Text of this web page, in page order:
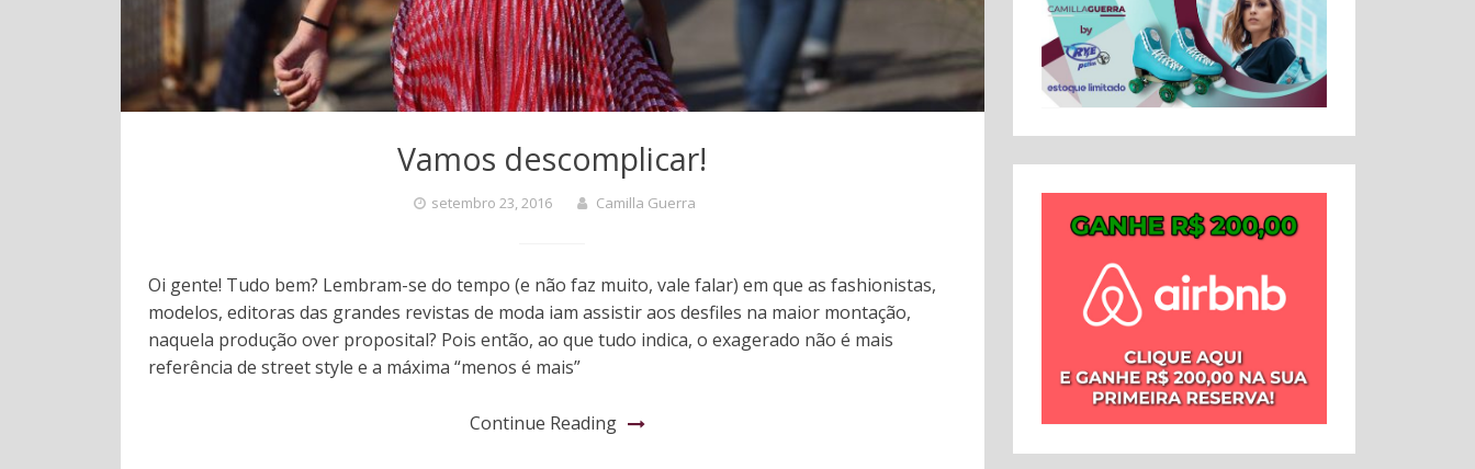
Vamos descomplicar!
setembro 23, 2016 Camilla Guerra
Oi gente! Tudo bem? Lembram-se do tempo (e não faz muito, vale falar) em que as fashionistas,
modelos, editoras das grandes revistas de moda iam assistir aos desfiles na maior montação,
naquela produção over proposital? Pois então, ao que tudo indica, o exagerado não é mais
referência de street style e a máxima “menos é mais”
Continue Reading